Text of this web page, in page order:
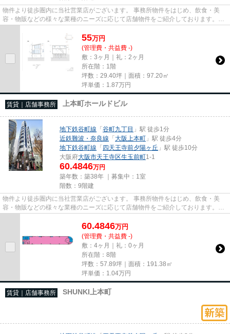
物件より徒歩圏内に当社営業店がございます。 事務所物件をはじめ、飲食・美
容・物販などの様々な業種のニーズに応じて店舗物件をご紹介しております。
尚、弊社ではおとり広告は一切...
55万円
(管理費・共益費 -)
敷：3ヶ月｜礼：2ヶ月
所在階：1階
坪数：29.40坪｜面積：97.20㎡
坪単価： 1.87万円
賃貸｜店舗事務所 上本町ホールドビル
地下鉄谷町線 「谷町九丁目 」駅 徒歩1分
近鉄難波・奈良線 「大阪上本町 」駅 徒歩4分
地下鉄谷町線 「四天王寺前夕陽ヶ丘 」駅 徒歩10分
大阪府大阪市天王寺区生玉前町1-1
60.4846万円
築年数：築38年 ｜募集中： 1室
階数：9階建
物件より徒歩圏内に当社営業店がございます。 事務所物件をはじめ、飲食・美
容・物販などの様々な業種のニーズに応じて店舗物件をご紹介しております。
尚、弊社ではおとり広告は一切...
60.4846万円
(管理費・共益費 -)
敷：4ヶ月｜礼：0ヶ月
所在階：8階
坪数：57.89坪｜面積：191.38㎡
坪単価： 1.04万円
賃貸｜店舗事務所 SHUNKI上本町